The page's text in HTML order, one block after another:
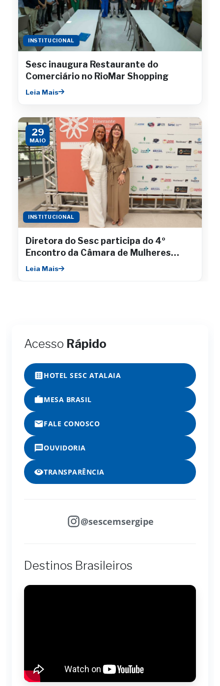
INSTITUCIONAL
Sesc inaugura Restaurante do
Comerciário no RioMar Shopping
Leia Mais
29
MAIO
INSTITUCIONAL
Diretora do Sesc participa do 4º
Encontro da Câmara de Mulheres
Empresárias da Fecomércio
Leia Mais
Acesso Rápido
HOTEL SESC ATALAIA
MESA BRASIL
FALE CONOSCO
OUVIDORIA
TRANSPARÊNCIA
@sescemsergipe
Destinos Brasileiros